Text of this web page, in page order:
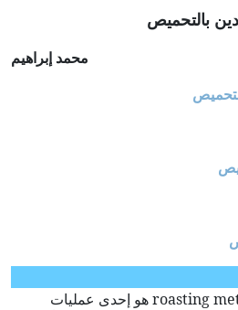
بالتحميص
محمد إبراهيم
التعدين بالتحميص roasting metallurgy هو إحدى عمليات